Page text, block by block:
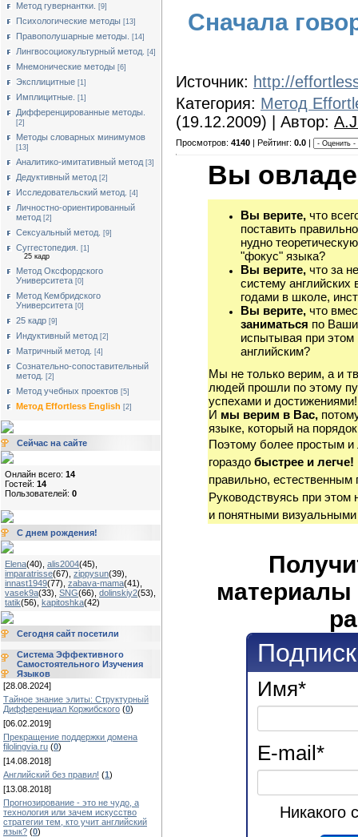
Метод гувернантки. [9]
Психологические методы [13]
Правополушарные методы. [14]
Лингвосоциокультурный метод. [4]
Мнемонические методы [6]
Эксплицитные [1]
Имплицитные. [1]
Дифференцированные методы.
[2]
Методы словарных минимумов
[13]
Аналитико-имитативный метод [3]
Дедуктивный метод [2]
Исследовательский метод. [4]
Личностно-ориентированный
метод [2]
Сексуальный метод. [9]
Суггестопедия.
[1]
25 кадр
Метод Оксфордского
Университета [0]
Метод Кембридского
Университета [0]
25 кадр [9]
Индуктивный метод [2]
Матричный метод. [4]
Сознательно-сопоставительный
метод.
[2]
Метод учебных проектов [5]
Метод Effortless English [2]
Сейчас на сайте
Онлайн всего: 14
Гостей: 14
Пользователей: 0
С днем рождения!
Elena(40) alis2004(45)
imparatrisse(67) zippysun(39)
innast1949(77) zabava-mama(41)
vasek9a(33) SNG(66) dolinskiy2(53)
tatik(56) kapitoshka(42)
Сегодня сайт посетили
Система Эффективного
Самостоятельного Изучения
Языков
[28.08.2024]
Тайное знание элиты: Структурный
Дифференциал Коржибского (0)
[06.02.2019]
Прекращение поддержки домена
filolingvia.ru (0)
[14.08.2018]
Английский без правил! (1)
[13.08.2018]
Прогнозирование - это не чудо, а
технология или зачем искусство
стратегии тем, кто учит английский
язык? (0)
Сначала
Источник: http://
Категория: Метод
(19.12.2009) | Автор:
Просмотров: 4140 | Рейтинг: 0.0
Вы
Вы верите, что
поставить
нудно
"фокус" языка?
Вы верите, что за
систему
годами в школе,
Вы верите, что
заниматься по
испытывая при этом
английским?
Мы не только верим, а и
людей прошли по этому
успехами и достижениями!
И мы верим в Вас,
языке, который на
Поэтому более простым
гораздо быстрее и легче!
правильно, естественным
Руководствуясь при
и понятными
материалы
Имя*
E-mail*
Никакого